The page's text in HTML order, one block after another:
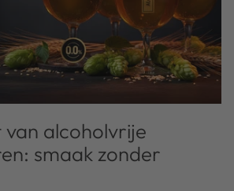
van alcoholvrije
smaak zonder